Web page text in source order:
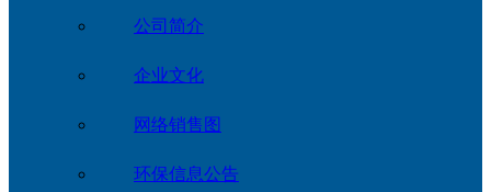
公司简介
企业文化
网络销售图
环保信息公告